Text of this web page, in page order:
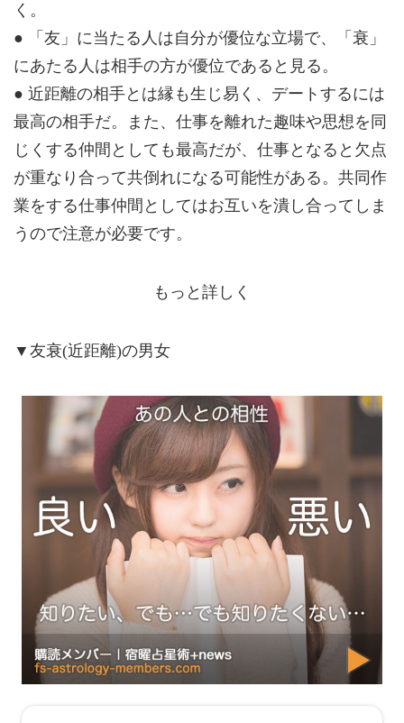
く。
● 「友」に当たる人は自分が優位な立場で、「衰」
にあたる人は相手の方が優位であると見る。
● 近距離の相手とは縁も生じ易く、デートするには
最高の相手だ。また、仕事を離れた趣味や思想を同
じくする仲間としても最高だが、仕事となると欠点
が重なり合って共倒れになる可能性がある。共同作
業をする仕事仲間としてはお互いを潰し合ってしま
うので注意が必要です。
もっと詳しく
▼友衰(近距離)の男女